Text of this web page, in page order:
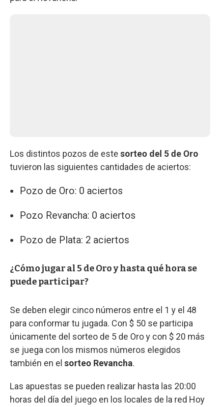
Los distintos pozos de este sorteo del 5 de Oro
tuvieron las siguientes cantidades de aciertos:
Pozo de Oro: 0 aciertos
Pozo Revancha: 0 aciertos
Pozo de Plata: 2 aciertos
¿Cómo jugar al 5 de Oro y hasta qué hora se
puede participar?
Se deben elegir cinco números entre el 1 y el 48
para conformar tu jugada. Con $ 50 se participa
únicamente del sorteo de 5 de Oro y con $ 20 más
se juega con los mismos números elegidos
también en el sorteo Revancha.
Las apuestas se pueden realizar hasta las 20:00
horas del día del juego en los locales de la red Hoy